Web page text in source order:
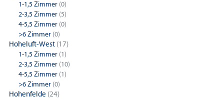
1-1,5 Zimmer (0)
2-3,5 Zimmer (5)
4-5,5 Zimmer (0)
>6 Zimmer (0)
Hoheluft-West (17)
1-1,5 Zimmer (1)
2-3,5 Zimmer (10)
4-5,5 Zimmer (1)
>6 Zimmer (0)
Hohenfelde (24)